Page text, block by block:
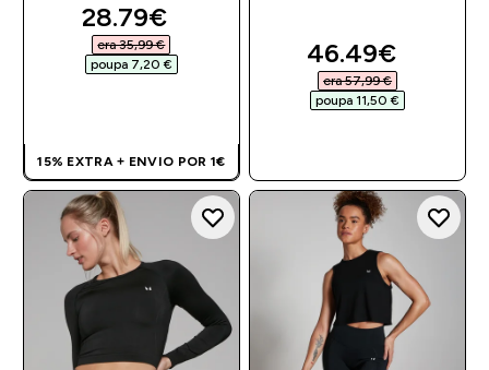
discounted price
28.79€‎
era 35,99 €‎
poupa 7,20 €‎
15% EXTRA + ENVIO POR 1€
discounted
46.49€‎
era 57,99 €‎
poupa 11,50 €‎